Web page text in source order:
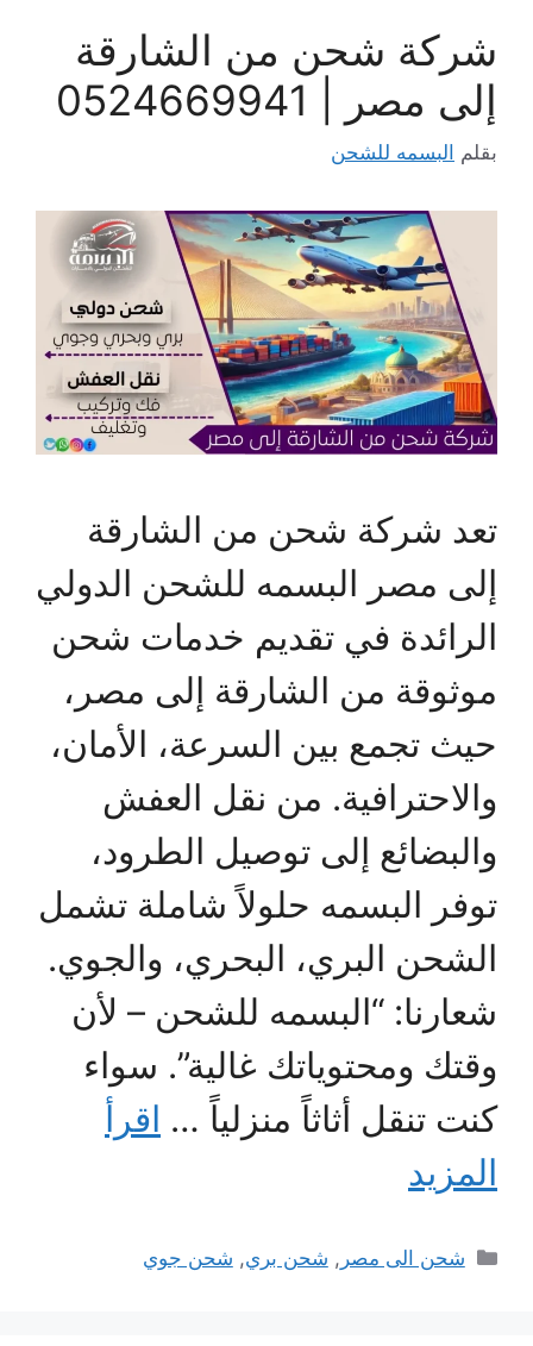
شركة شحن من الشارقة
إلى مصر | 0524669941
بقلم البسمه للشحن
تعد شركة شحن من الشارقة
إلى مصر البسمه للشحن الدولي
الرائدة في تقديم خدمات شحن
موثوقة من الشارقة إلى مصر،
حيث تجمع بين السرعة، الأمان،
والاحترافية. من نقل العفش
والبضائع إلى توصيل الطرود،
توفر البسمه حلولاً شاملة تشمل
الشحن البري، البحري، والجوي.
شعارنا: “البسمه للشحن – لأن
وقتك ومحتوياتك غالية”. سواء
كنت تنقل أثاثاً منزلياً … اقرأ
المزيد
التصنيفات
شحن الى مصر , شحن بري, شحن جوي